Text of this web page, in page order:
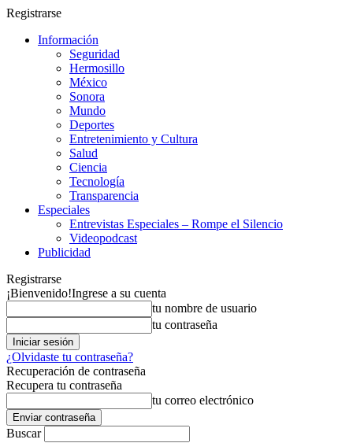
Registrarse
Información
Seguridad
Hermosillo
México
Sonora
Mundo
Deportes
Entretenimiento y Cultura
Salud
Ciencia
Tecnología
Transparencia
Especiales
Entrevistas Especiales – Rompe el Silencio
Videopodcast
Publicidad
Registrarse
¡Bienvenido!Ingrese a su cuenta
tu nombre de usuario
tu contraseña
¿Olvidaste tu contraseña?
Recuperación de contraseña
Recupera tu contraseña
tu correo electrónico
Buscar